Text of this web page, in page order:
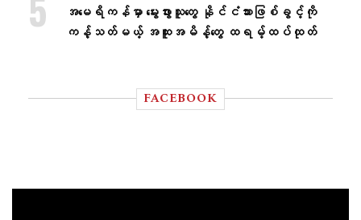
အမေရိကန်မှာ မွေးဖွားသူတွေ နိုင်ငံသားဖြစ်ခွင့်ကို
ကန့်သတ်မယ့် အထူးအမိန့်တွေ ထရမ့်ထပ်ထုတ်
FACEBOOK